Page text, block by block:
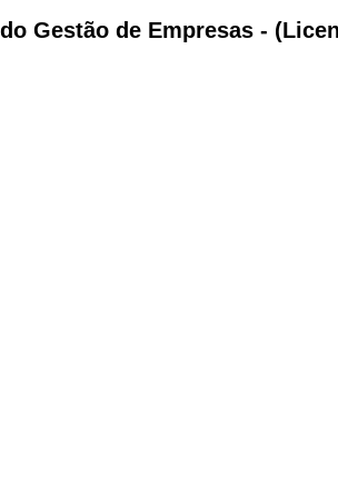
Gestão de Empresas -